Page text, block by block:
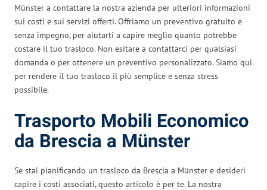
Münster a contattare la nostra azienda per ulteriori informazioni
sui costi e sui servizi offerti. Offriamo un preventivo gratuito e
senza impegno, per aiutarti a capire meglio quanto potrebbe
costare il tuo trasloco. Non esitare a contattarci per qualsiasi
domanda o per ottenere un preventivo personalizzato. Siamo qui
per rendere il tuo trasloco il più semplice e senza stress
possibile.
Trasporto Mobili Economico
da Brescia a Münster
Se stai pianificando un trasloco da Brescia a Münster e desideri
capire i costi associati, questo articolo è per te. La nostra